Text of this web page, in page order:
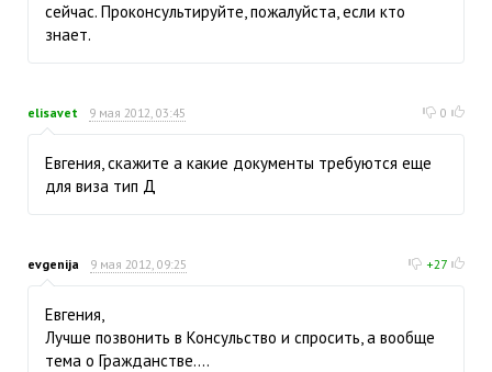
сейчас. Проконсультируйте, пожалуйста, если кто
знает.
elisavet 9 мая 2012, 03:45 0
Евгения, скажите а какие документы требуются еще
для виза тип Д
evgenija 9 мая 2012, 09:25 +27
Евгения,
Лучше позвонить в Консульство и спросить, а вообще
тема о Гражданстве....